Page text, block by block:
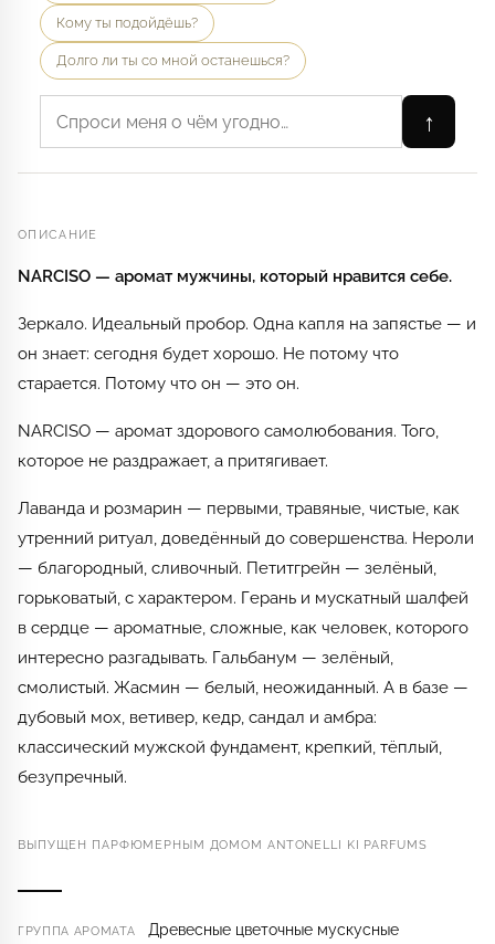
Кому ты подойдёшь?
Долго ли ты со мной останешься?
↑
ОПИСАНИЕ
NARCISO — аромат мужчины, который нравится себе.
Зеркало. Идеальный пробор. Одна капля на запястье — и
он знает: сегодня будет хорошо. Не потому что
старается. Потому что он — это он.
NARCISO — аромат здорового самолюбования. Того,
которое не раздражает, а притягивает.
Лаванда и розмарин — первыми, травяные, чистые, как
утренний ритуал, доведённый до совершенства. Нероли
— благородный, сливочный. Петитгрейн — зелёный,
горьковатый, с характером. Герань и мускатный шалфей
в сердце — ароматные, сложные, как человек, которого
интересно разгадывать. Гальбанум — зелёный,
смолистый. Жасмин — белый, неожиданный. А в базе —
дубовый мох, ветивер, кедр, сандал и амбра:
классический мужской фундамент, крепкий, тёплый,
безупречный.
ВЫПУЩЕН ПАРФЮМЕРНЫМ ДОМОМ ANTONELLI KI PARFUMS
ГРУППА АРОМАТА Древесные цветочные мускусные